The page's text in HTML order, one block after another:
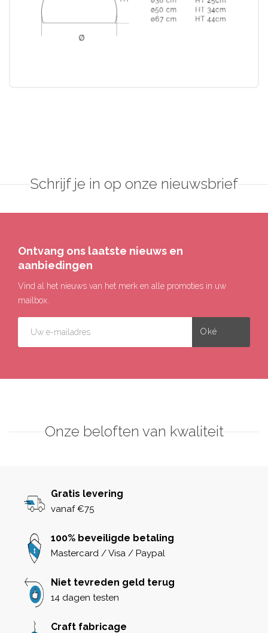
Schrijf je in op onze nieuwsbrief
Ontvang ons laatste nieuws en
aanbiedingen
Vind al het nieuws van het merk en alle promoties in uw
mailbox.
Onze beloften van kwaliteit
Gratis levering
vanaf €75
100% beveiligde betaling
Mastercard / Visa / Paypal
Niet tevreden geld terug
14 dagen testen
Craft fabricage